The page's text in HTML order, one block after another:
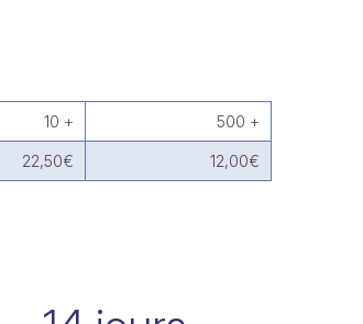
10 + 500 +
22,50€ 12,00€